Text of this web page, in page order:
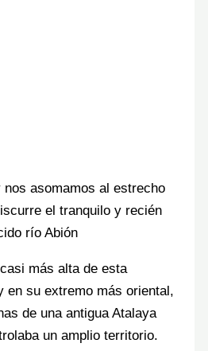
nos asomamos al estrecho
el tranquilo y recién
río Abión
más alta de esta
en su extremo más oriental,
de una antigua Atalaya
un amplio territorio.